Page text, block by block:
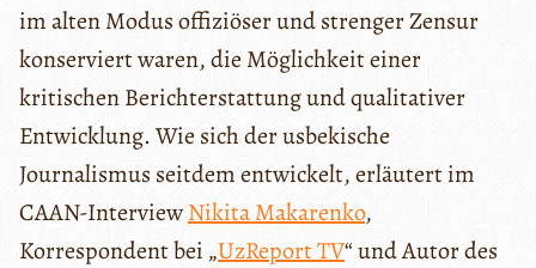
im alten Modus offiziöser und strenger Zensur
konserviert waren, die Möglichkeit einer
kritischen Berichterstattung und qualitativer
Entwicklung. Wie sich der usbekische
Journalismus seitdem entwickelt, erläutert im
CAAN-InterviewNikita Makarenko,
Korrespondent bei „UzReport TV“ und Autor des